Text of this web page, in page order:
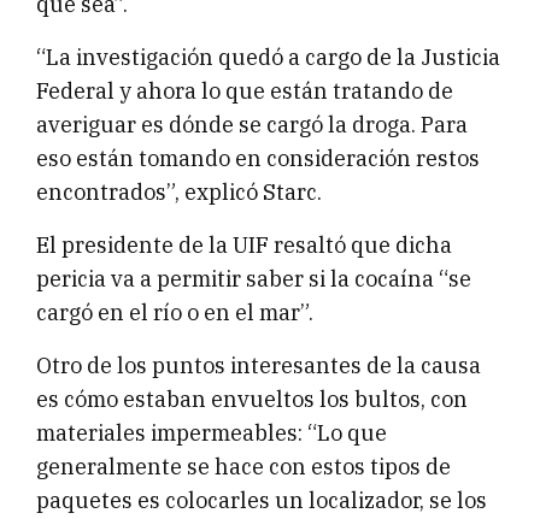
“La investigación quedó a cargo de la Justicia
Federal y ahora lo que están tratando de
averiguar es dónde se cargó la droga. Para
eso están tomando en consideración restos
encontrados”, explicó Starc.
El presidente de la UIF resaltó que dicha
pericia va a permitir saber si la cocaína “se
cargó en el río o en el mar”.
Otro de los puntos interesantes de la causa
es cómo estaban envueltos los bultos, con
materiales impermeables: “Lo que
generalmente se hace con estos tipos de
paquetes es colocarles un localizador, se los